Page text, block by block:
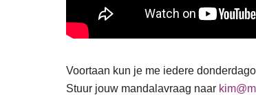
Voortaan kun je me iedere
Stuur jouw mandalavraag naar